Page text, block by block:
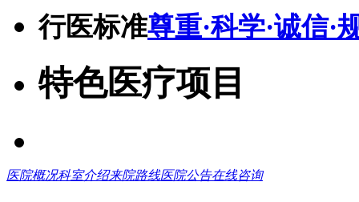
行医标准尊重·科学·诚信·
特色医疗项目
医院概况科室介绍来院路线医院公告在线咨询